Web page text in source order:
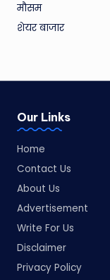
मौसम
शेयर बाजार
Our Links
Home
Contact Us
About Us
Advertisement
Write For Us
Disclaimer
Privacy Policy